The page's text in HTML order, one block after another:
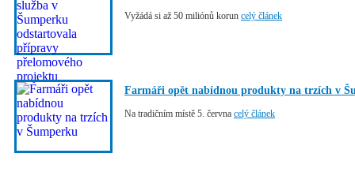
Vyžádá si až 50 miliónů korun celý článek
Farmáři opět nabídnou produkty na trzích v
Na tradičním místě 5. června celý článek